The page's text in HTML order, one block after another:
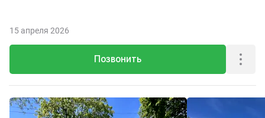
Позвонить
15 апреля 2026